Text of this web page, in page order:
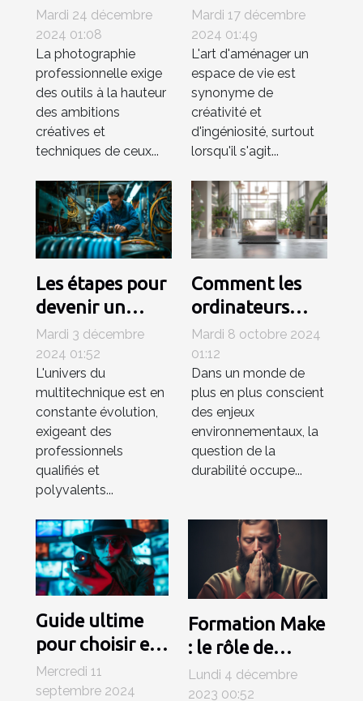
appareil photo
hybride pour la
photographie
professionnelle
Mardi 24 décembre
2024 01:08
La photographie
professionnelle exige
des outils à la hauteur
des ambitions
créatives et
techniques de ceux...
l'espace de
votre salon avec
un téléviseur de
80 cm
Mardi 17 décembre
2024 01:49
L'art d'aménager un
espace de vie est
synonyme de
créativité et
d'ingéniosité, surtout
lorsqu'il s'agit...
Les étapes pour
devenir un
technicien
multitechnique
compétent
Mardi 3 décembre
2024 01:52
L'univers du
multitechnique est en
constante évolution,
exigeant des
professionnels
qualifiés et
polyvalents...
Comment les
ordinateurs
portables
reconditionnés
contribuent à
un avenir
durable
Mardi 8 octobre 2024
01:12
Dans un monde de
plus en plus conscient
des enjeux
environnementaux, la
question de la
durabilité occupe...
Guide ultime
pour choisir et
installer des
caméras espion
Mercredi 11
septembre 2024
Formation Make
: le rôle de
l'automatisation
dans le futur du
Lundi 4 décembre
2023 00:52